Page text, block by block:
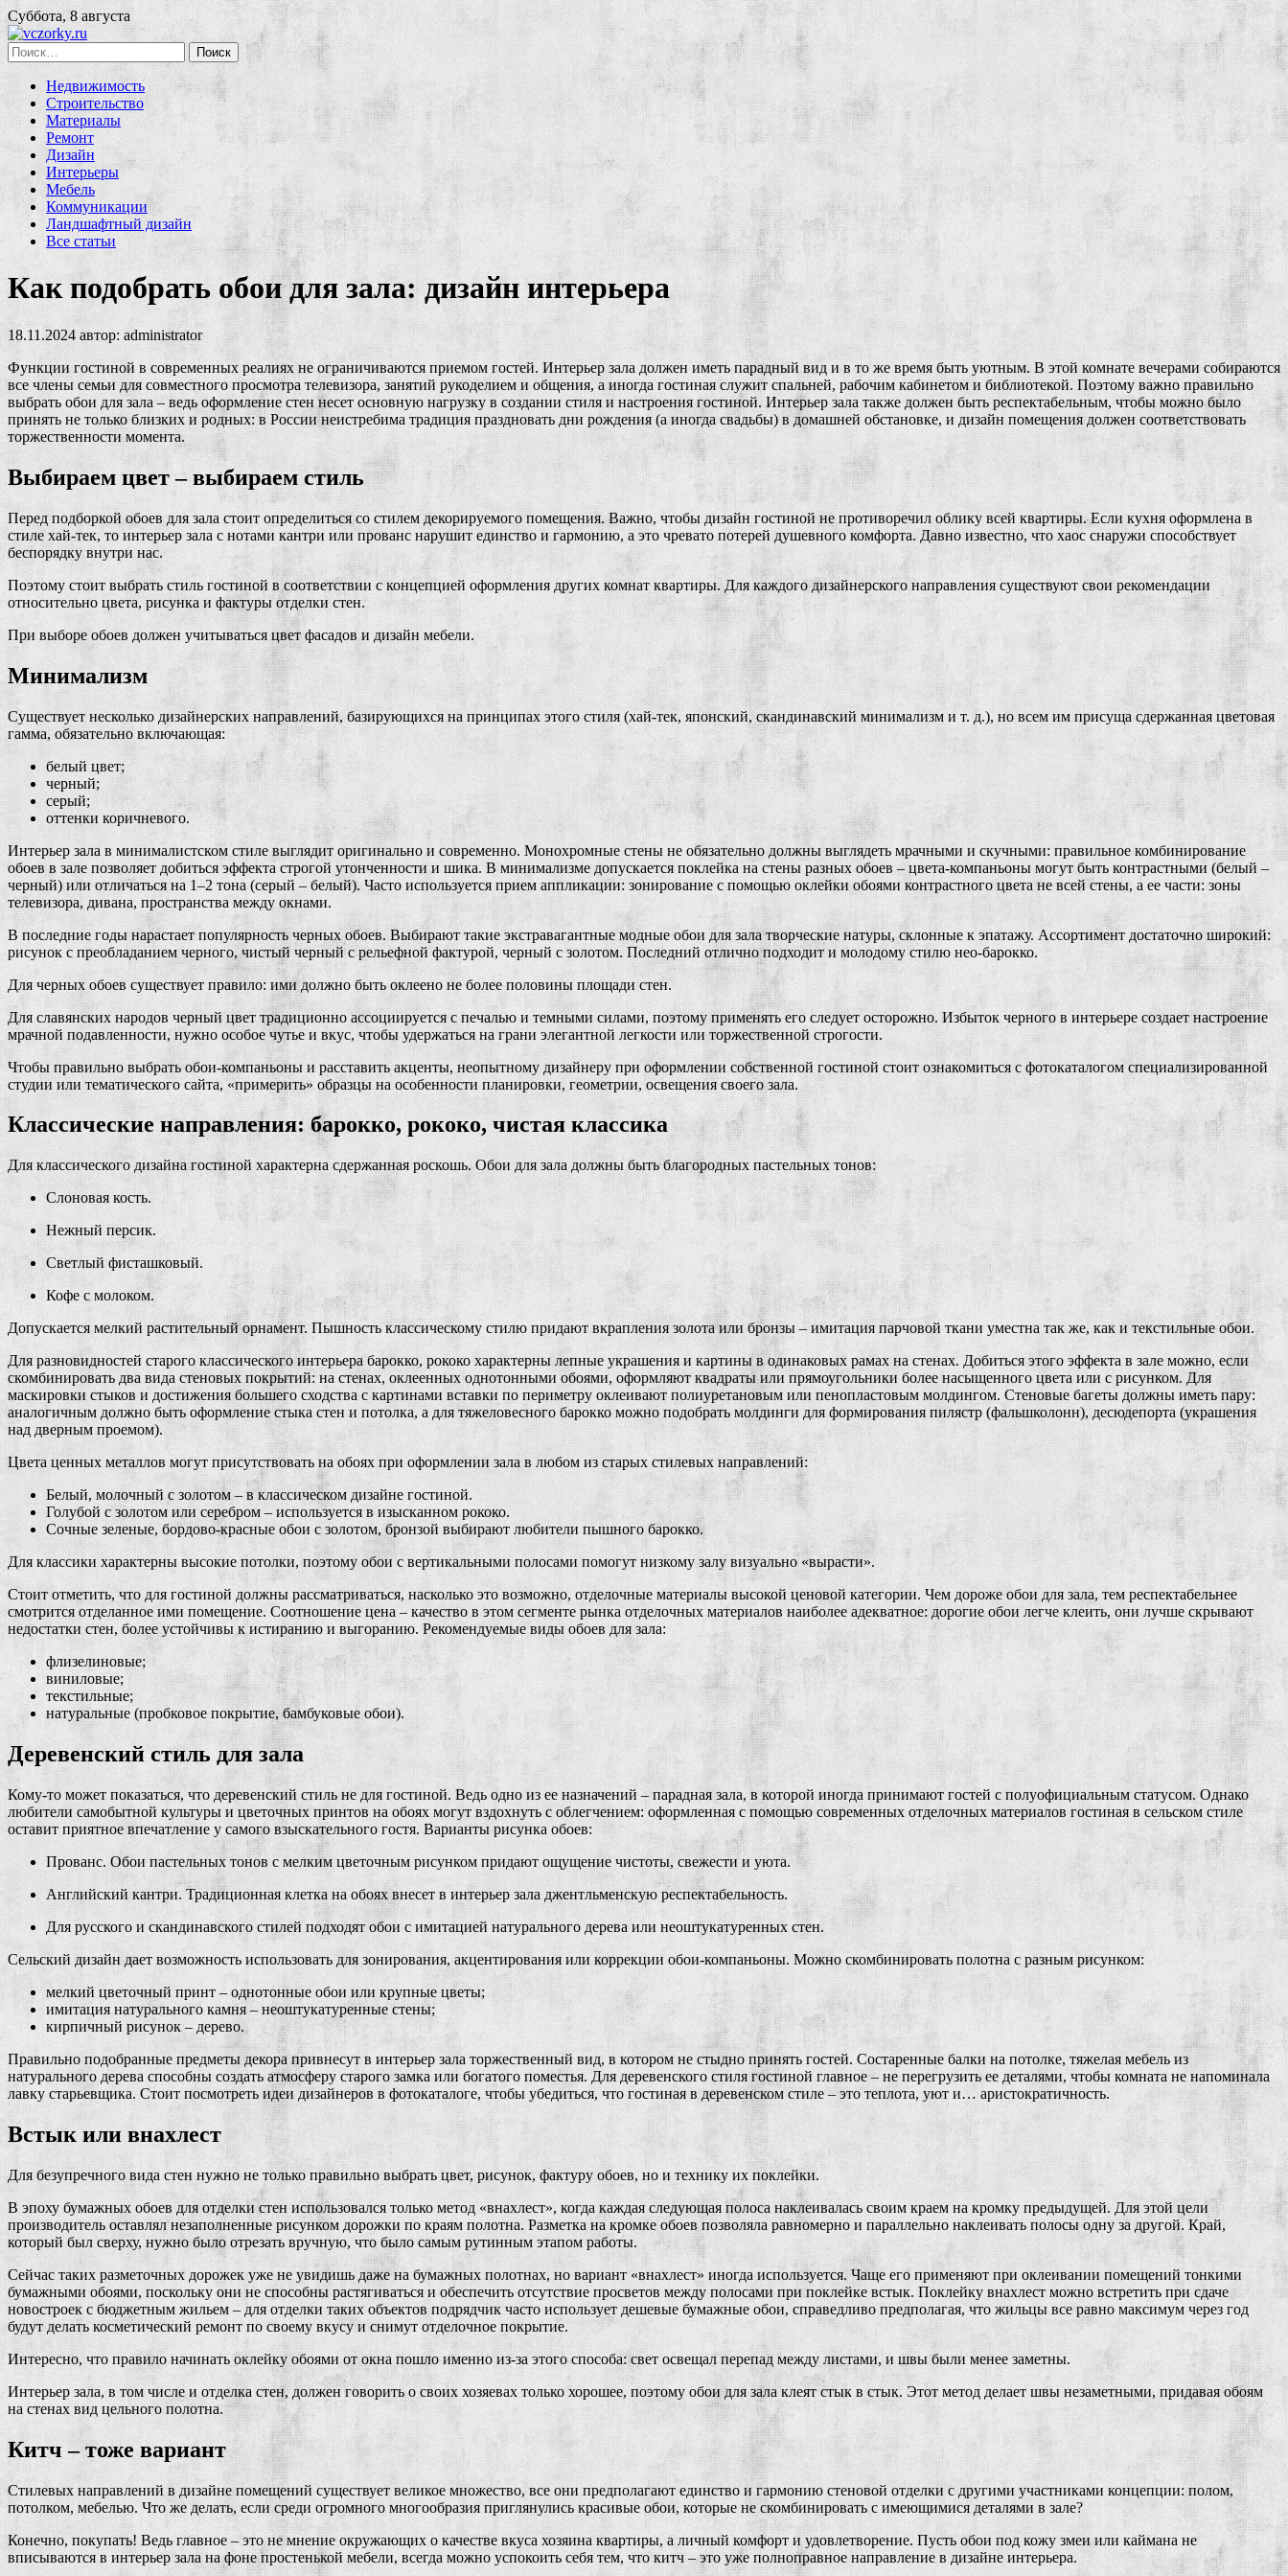
Суббота, 8 августа
Найти:
Недвижимость
Строительство
Материалы
Ремонт
Дизайн
Интерьеры
Мебель
Коммуникации
Ландшафтный дизайн
Все статьи
Как подобрать обои для зала: дизайн интерьера
18.11.2024 автор: administrator
Функции гостиной в современных реалиях не ограничиваются приемом гостей. Интерьер зала должен иметь парадный вид и в то же время быть уютным. В этой комнате вечерами собираются
все члены семьи для совместного просмотра телевизора, занятий рукоделием и общения, а иногда гостиная служит спальней, рабочим кабинетом и библиотекой. Поэтому важно правильно
выбрать обои для зала – ведь оформление стен несет основную нагрузку в создании стиля и настроения гостиной. Интерьер зала также должен быть респектабельным, чтобы можно было
принять не только близких и родных: в России неистребима традиция праздновать дни рождения (а иногда свадьбы) в домашней обстановке, и дизайн помещения должен соответствовать
торжественности момента.
Выбираем цвет – выбираем стиль
Перед подборкой обоев для зала стоит определиться со стилем декорируемого помещения. Важно, чтобы дизайн гостиной не противоречил облику всей квартиры. Если кухня оформлена в
стиле хай-тек, то интерьер зала с нотами кантри или прованс нарушит единство и гармонию, а это чревато потерей душевного комфорта. Давно известно, что хаос снаружи способствует
беспорядку внутри нас.
Поэтому стоит выбрать стиль гостиной в соответствии с концепцией оформления других комнат квартиры. Для каждого дизайнерского направления существуют свои рекомендации
относительно цвета, рисунка и фактуры отделки стен.
При выборе обоев должен учитываться цвет фасадов и дизайн мебели.
Минимализм
Существует несколько дизайнерских направлений, базирующихся на принципах этого стиля (хай-тек, японский, скандинавский минимализм и т. д.), но всем им присуща сдержанная цветовая
гамма, обязательно включающая:
белый цвет;
черный;
серый;
оттенки коричневого.
Интерьер зала в минималистском стиле выглядит оригинально и современно. Монохромные стены не обязательно должны выглядеть мрачными и скучными: правильное комбинирование
обоев в зале позволяет добиться эффекта строгой утонченности и шика. В минимализме допускается поклейка на стены разных обоев – цвета-компаньоны могут быть контрастными (белый –
черный) или отличаться на 1–2 тона (серый – белый). Часто используется прием аппликации: зонирование с помощью оклейки обоями контрастного цвета не всей стены, а ее части: зоны
телевизора, дивана, пространства между окнами.
В последние годы нарастает популярность черных обоев. Выбирают такие экстравагантные модные обои для зала творческие натуры, склонные к эпатажу. Ассортимент достаточно широкий:
рисунок с преобладанием черного, чистый черный с рельефной фактурой, черный с золотом. Последний отлично подходит и молодому стилю нео-барокко.
Для черных обоев существует правило: ими должно быть оклеено не более половины площади стен.
Для славянских народов черный цвет традиционно ассоциируется с печалью и темными силами, поэтому применять его следует осторожно. Избыток черного в интерьере создает настроение
мрачной подавленности, нужно особое чутье и вкус, чтобы удержаться на грани элегантной легкости или торжественной строгости.
Чтобы правильно выбрать обои-компаньоны и расставить акценты, неопытному дизайнеру при оформлении собственной гостиной стоит ознакомиться с фотокаталогом специализированной
студии или тематического сайта, «примерить» образцы на особенности планировки, геометрии, освещения своего зала.
Классические направления: барокко, рококо, чистая классика
Для классического дизайна гостиной характерна сдержанная роскошь. Обои для зала должны быть благородных пастельных тонов:
Слоновая кость.
Нежный персик.
Светлый фисташковый.
Кофе с молоком.
Допускается мелкий растительный орнамент. Пышность классическому стилю придают вкрапления золота или бронзы – имитация парчовой ткани уместна так же, как и текстильные обои.
Для разновидностей старого классического интерьера барокко, рококо характерны лепные украшения и картины в одинаковых рамах на стенах. Добиться этого эффекта в зале можно, если
скомбинировать два вида стеновых покрытий: на стенах, оклеенных однотонными обоями, оформляют квадраты или прямоугольники более насыщенного цвета или с рисунком. Для
маскировки стыков и достижения большего сходства с картинами вставки по периметру оклеивают полиуретановым или пенопластовым молдингом. Стеновые багеты должны иметь пару:
аналогичным должно быть оформление стыка стен и потолка, а для тяжеловесного барокко можно подобрать молдинги для формирования пилястр (фальшколонн), десюдепорта (украшения
над дверным проемом).
Цвета ценных металлов могут присутствовать на обоях при оформлении зала в любом из старых стилевых направлений:
Белый, молочный с золотом – в классическом дизайне гостиной.
Голубой с золотом или серебром – используется в изысканном рококо.
Сочные зеленые, бордово-красные обои с золотом, бронзой выбирают любители пышного барокко.
Для классики характерны высокие потолки, поэтому обои с вертикальными полосами помогут низкому залу визуально «вырасти».
Стоит отметить, что для гостиной должны рассматриваться, насколько это возможно, отделочные материалы высокой ценовой категории. Чем дороже обои для зала, тем респектабельнее
смотрится отделанное ими помещение. Соотношение цена – качество в этом сегменте рынка отделочных материалов наиболее адекватное: дорогие обои легче клеить, они лучше скрывают
недостатки стен, более устойчивы к истиранию и выгоранию. Рекомендуемые виды обоев для зала:
флизелиновые;
виниловые;
текстильные;
натуральные (пробковое покрытие, бамбуковые обои).
Деревенский стиль для зала
Кому-то может показаться, что деревенский стиль не для гостиной. Ведь одно из ее назначений – парадная зала, в которой иногда принимают гостей с полуофициальным статусом. Однако
любители самобытной культуры и цветочных принтов на обоях могут вздохнуть с облегчением: оформленная с помощью современных отделочных материалов гостиная в сельском стиле
оставит приятное впечатление у самого взыскательного гостя. Варианты рисунка обоев:
Прованс. Обои пастельных тонов с мелким цветочным рисунком придают ощущение чистоты, свежести и уюта.
Английский кантри. Традиционная клетка на обоях внесет в интерьер зала джентльменскую респектабельность.
Для русского и скандинавского стилей подходят обои с имитацией натурального дерева или неоштукатуренных стен.
Сельский дизайн дает возможность использовать для зонирования, акцентирования или коррекции обои-компаньоны. Можно скомбинировать полотна с разным рисунком:
мелкий цветочный принт – однотонные обои или крупные цветы;
имитация натурального камня – неоштукатуренные стены;
кирпичный рисунок – дерево.
Правильно подобранные предметы декора привнесут в интерьер зала торжественный вид, в котором не стыдно принять гостей. Состаренные балки на потолке, тяжелая мебель из
натурального дерева способны создать атмосферу старого замка или богатого поместья. Для деревенского стиля гостиной главное – не перегрузить ее деталями, чтобы комната не напоминала
лавку старьевщика. Стоит посмотреть идеи дизайнеров в фотокаталоге, чтобы убедиться, что гостиная в деревенском стиле – это теплота, уют и… аристократичность.
Встык или внахлест
Для безупречного вида стен нужно не только правильно выбрать цвет, рисунок, фактуру обоев, но и технику их поклейки.
В эпоху бумажных обоев для отделки стен использовался только метод «внахлест», когда каждая следующая полоса наклеивалась своим краем на кромку предыдущей. Для этой цели
производитель оставлял незаполненные рисунком дорожки по краям полотна. Разметка на кромке обоев позволяла равномерно и параллельно наклеивать полосы одну за другой. Край,
который был сверху, нужно было отрезать вручную, что было самым рутинным этапом работы.
Сейчас таких разметочных дорожек уже не увидишь даже на бумажных полотнах, но вариант «внахлест» иногда используется. Чаще его применяют при оклеивании помещений тонкими
бумажными обоями, поскольку они не способны растягиваться и обеспечить отсутствие просветов между полосами при поклейке встык. Поклейку внахлест можно встретить при сдаче
новостроек с бюджетным жильем – для отделки таких объектов подрядчик часто использует дешевые бумажные обои, справедливо предполагая, что жильцы все равно максимум через год
будут делать косметический ремонт по своему вкусу и снимут отделочное покрытие.
Интересно, что правило начинать оклейку обоями от окна пошло именно из-за этого способа: свет освещал перепад между листами, и швы были менее заметны.
Интерьер зала, в том числе и отделка стен, должен говорить о своих хозяевах только хорошее, поэтому обои для зала клеят стык в стык. Этот метод делает швы незаметными, придавая обоям
на стенах вид цельного полотна.
Китч – тоже вариант
Стилевых направлений в дизайне помещений существует великое множество, все они предполагают единство и гармонию стеновой отделки с другими участниками концепции: полом,
потолком, мебелью. Что же делать, если среди огромного многообразия приглянулись красивые обои, которые не скомбинировать с имеющимися деталями в зале?
Конечно, покупать! Ведь главное – это не мнение окружающих о качестве вкуса хозяина квартиры, а личный комфорт и удовлетворение. Пусть обои под кожу змеи или каймана не
вписываются в интерьер зала на фоне простенькой мебели, всегда можно успокоить себя тем, что китч – это уже полноправное направление в дизайне интерьера.